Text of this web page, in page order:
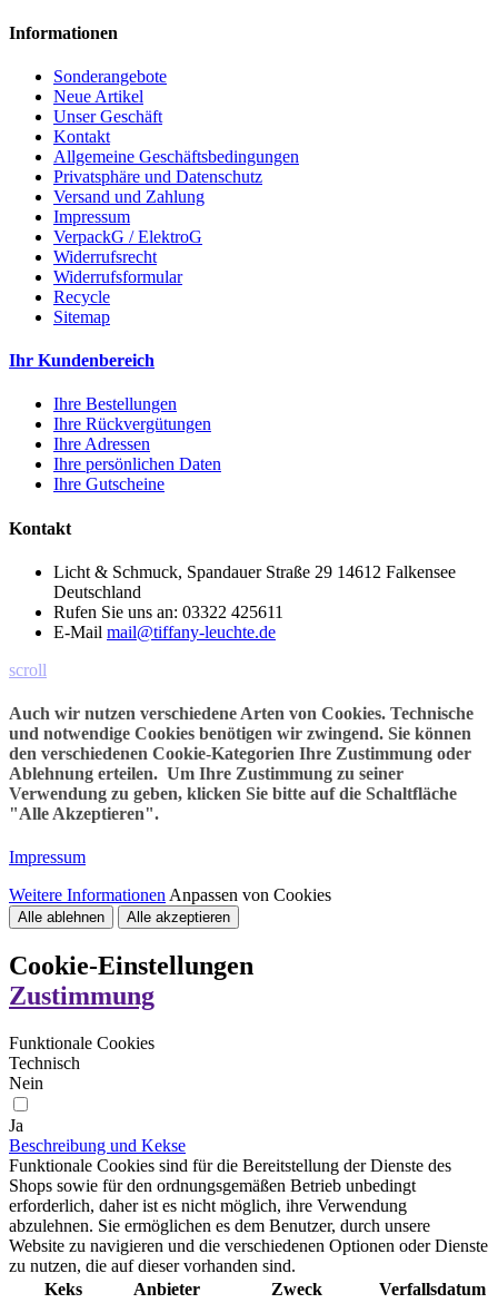
Informationen
Sonderangebote
Neue Artikel
Unser Geschäft
Kontakt
Allgemeine Geschäftsbedingungen
Privatsphäre und Datenschutz
Versand und Zahlung
Impressum
VerpackG / ElektroG
Widerrufsrecht
Widerrufsformular
Recycle
Sitemap
Ihr Kundenbereich
Ihre Bestellungen
Ihre Rückvergütungen
Ihre Adressen
Ihre persönlichen Daten
Ihre Gutscheine
Kontakt
Licht & Schmuck, Spandauer Straße 29 14612 Falkensee
Deutschland
Rufen Sie uns an: 03322 425611
E-Mail mail@tiffany-leuchte.de
scroll
Auch wir nutzen verschiedene Arten von Cookies. Technische
und notwendige Cookies benötigen wir zwingend. Sie können
den verschiedenen Cookie-Kategorien Ihre Zustimmung oder
Ablehnung erteilen. Um Ihre Zustimmung zu seiner
Verwendung zu geben, klicken Sie bitte auf die Schaltfläche
"Alle Akzeptieren".
Impressum
Weitere Informationen Anpassen von Cookies
Alle ablehnen Alle akzeptieren
Cookie-Einstellungen
Zustimmung
Funktionale Cookies
Technisch
Nein
Ja
Beschreibung und Kekse
Funktionale Cookies sind für die Bereitstellung der Dienste des
Shops sowie für den ordnungsgemäßen Betrieb unbedingt
erforderlich, daher ist es nicht möglich, ihre Verwendung
abzulehnen. Sie ermöglichen es dem Benutzer, durch unsere
Website zu navigieren und die verschiedenen Optionen oder Dienste
zu nutzen, die auf dieser vorhanden sind.
Keks
Anbieter Zweck Verfallsdatum